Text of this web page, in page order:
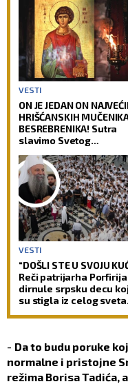
VESTI
ON JE JEDAN ON
HRIŠĆANSKIH
BESREBRENIKA! Sutra
slavimo Svetog
Pantelejmona!
VESTI
“DOŠLI STE U SVOJU
Reči patrijarha Porfirija
dirnule srpsku decu
su stigla iz celog sveta
- Da to budu poruke
normalne i pristojne
režima Borisa Tadića,